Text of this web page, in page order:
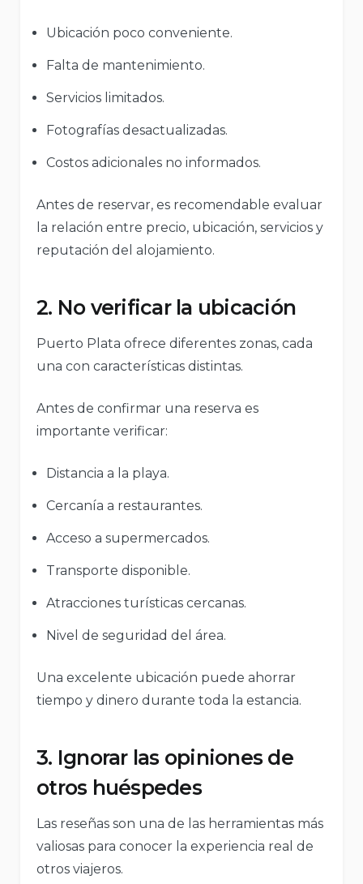
Ubicación poco conveniente.
Falta de mantenimiento.
Servicios limitados.
Fotografías desactualizadas.
Costos adicionales no informados.
Antes de reservar, es recomendable evaluar
la relación entre precio, ubicación, servicios y
reputación del alojamiento.
2. No verificar la ubicación
Puerto Plata ofrece diferentes zonas, cada
una con características distintas.
Antes de confirmar una reserva es
importante verificar:
Distancia a la playa.
Cercanía a restaurantes.
Acceso a supermercados.
Transporte disponible.
Atracciones turísticas cercanas.
Nivel de seguridad del área.
Una excelente ubicación puede ahorrar
tiempo y dinero durante toda la estancia.
3. Ignorar las opiniones de
otros huéspedes
Las reseñas son una de las herramientas más
valiosas para conocer la experiencia real de
otros viajeros.